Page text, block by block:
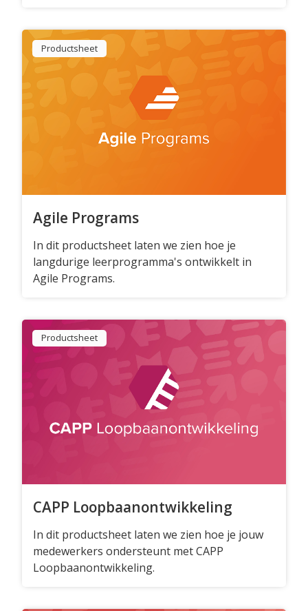
Productsheet
Agile Programs
In dit productsheet laten we zien hoe je
langdurige leerprogramma's ontwikkelt in
Agile Programs.
Productsheet
CAPP Loopbaanontwikkeling
In dit productsheet laten we zien hoe je jouw
medewerkers ondersteunt met CAPP
Loopbaanontwikkeling.